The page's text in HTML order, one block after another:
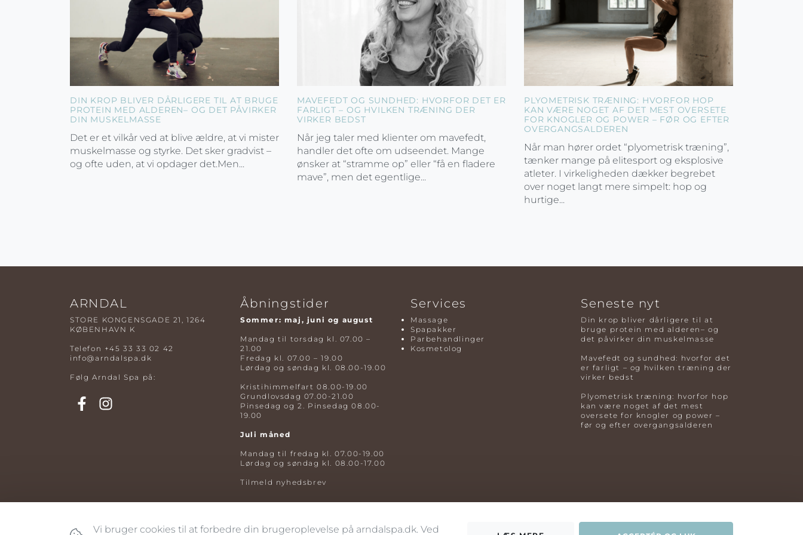
DIN KROP BLIVER DÅRLIGERE TIL AT BRUGE
PROTEIN MED ALDEREN– OG DET PÅVIRKER
DIN MUSKELMASSE
Det er et vilkår ved at blive ældre, at vi mister
muskelmasse og styrke. Det sker gradvist –
og ofte uden, at vi opdager det.Men...
MAVEFEDT OG SUNDHED: HVORFOR DET ER
FARLIGT – OG HVILKEN TRÆNING DER
VIRKER BEDST
Når jeg taler med klienter om mavefedt,
handler det ofte om udseendet. Mange
ønsker at “stramme op” eller “få en fladere
mave”, men det egentlige...
PLYOMETRISK TRÆNING: HVORFOR HOP
KAN VÆRE NOGET AF DET MEST OVERSETE
FOR KNOGLER OG POWER – FØR OG EFTER
OVERGANGSALDEREN
Når man hører ordet “plyometrisk træning”,
tænker mange på elitesport og eksplosive
atleter. I virkeligheden dækker begrebet
over noget langt mere simpelt: hop og
hurtige...
ARNDAL
STORE KONGENSGADE 21, 1264
KØBENHAVN K
Telefon +45 33 33 02 42
info@arndalspa.dk
Følg Arndal Spa på:
Åbningstider
Sommer: maj, juni og august
Mandag til torsdag kl. 07.00 –
21.00
Fredag kl. 07.00 – 19.00
Lørdag og søndag kl. 08.00-19.00
Kristihimmelfart 08.00-19.00
Grundlovsdag 07.00-21.00
Pinsedag og 2. Pinsedag 08.00-
19.00
Juli måned
Mandag til fredag kl. 07.00-19.00
Lørdag og søndag kl. 08.00-17.00
Tilmeld nyhedsbrev
Services
Massage
Spapakker
Parbehandlinger
Kosmetolog
Seneste nyt
Din krop bliver dårligere til at
bruge protein med alderen– og
det påvirker din muskelmasse
Mavefedt og sundhed: hvorfor det
er farligt – og hvilken træning der
virker bedst
Plyometrisk træning: hvorfor hop
kan være noget af det mest
oversete for knogler og power –
før og efter overgangsalderen
Vi bruger cookies til at forbedre din brugeroplevelse på arndalspa.dk. Ved